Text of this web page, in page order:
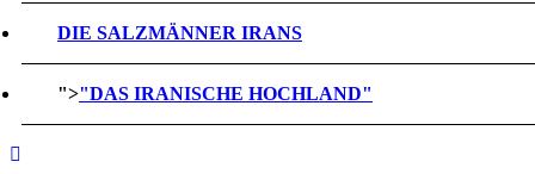
DIE SALZMÄNNER IRANS
">"DAS IRANISCHE HOCHLAND"